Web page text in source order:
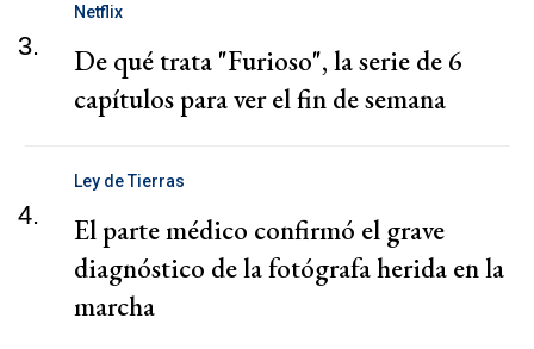
3.
Netflix
De qué trata "Furioso", la serie de 6
capítulos para ver el fin de semana
4.
Ley de Tierras
El parte médico confirmó el grave
diagnóstico de la fotógrafa herida en la
marcha